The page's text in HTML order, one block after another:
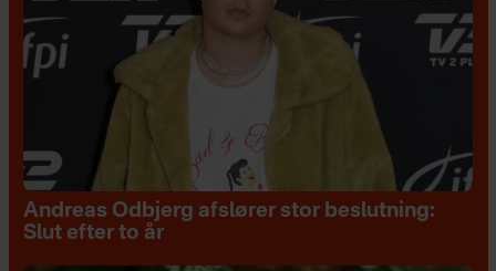
Andreas Odbjerg afslører stor beslutning:
Slut efter to år